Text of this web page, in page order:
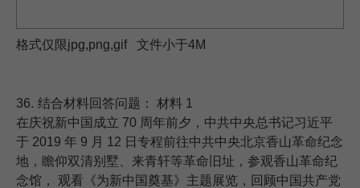
格式仅限jpg,png,gif 文件小于4M
36. 结合材料回答问题： 材料 1
在庆祝新中国成立 70 周年前夕，中共中央总书记习近平
于 2019 年 9 月 12 日专程前往中共中央北京香山革命纪念
地，瞻仰双清别墅、来青轩等革命旧址，参观香山革命纪
念馆， 观看《为新中国奠基》主题展览，回顾中国共产党